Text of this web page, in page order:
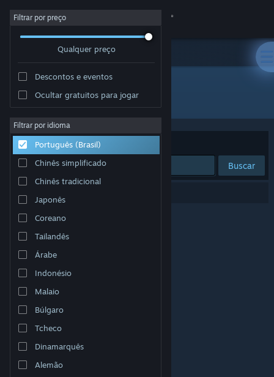
Iniciar sessão
Sobre
Suporte
Alterar idioma
Baixe o aplicativo móvel do Steam
Ver versão para computadores
Filtrar por preço
Qualquer preço
Descontos e eventos
Ocultar gratuitos para jogar
Filtrar por idioma
Português (Brasil)
Chinês simplificado
Chinês tradicional
Japonês
Coreano
Tailandês
Árabe
Indonésio
Malaio
Búlgaro
Tcheco
Dinamarquês
Alemão
Desenvolvedor: PQubeGames
Ordenar por Relevância
Buscar